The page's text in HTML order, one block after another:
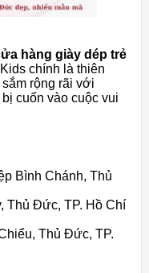
hàng giày dép trẻ
chính là thiên
rộng rãi với
cuốn vào cuộc vui
Bình Chánh, Thủ
Thủ Đức, TP. Hồ Chí
Thủ Đức, TP.